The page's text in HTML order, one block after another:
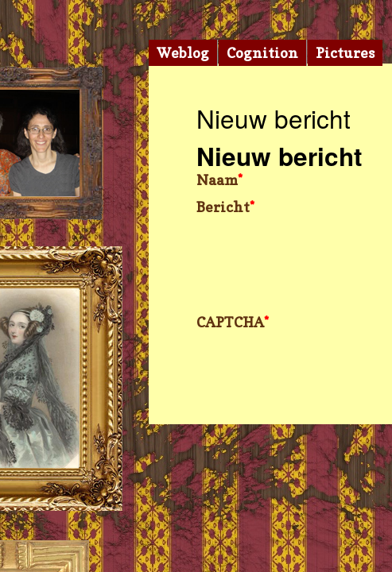
Nieuw bericht
Nieuw bericht
Naam*
Bericht*
CAPTCHA*
Weblog Cognition Pictures